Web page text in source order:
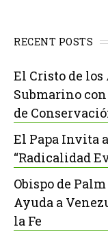
RECENT POSTS
El Cristo de
Submarino
de
El Papa Invita
“Radicalidad
Obispo de
Ayuda a
la Fe